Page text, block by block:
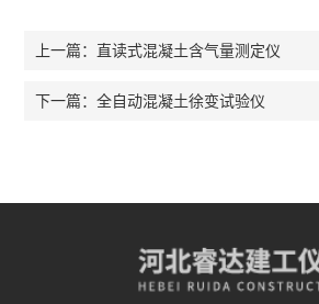
上一篇： 直读式混凝土含气量测定仪
下一篇：全自动混凝土徐变试验仪